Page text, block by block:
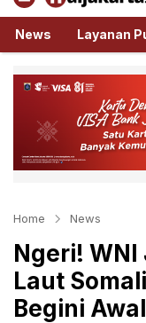
Haijakarta.id
Semua
News Layanan
Home News
Ngeri! WNI
Laut
Begini